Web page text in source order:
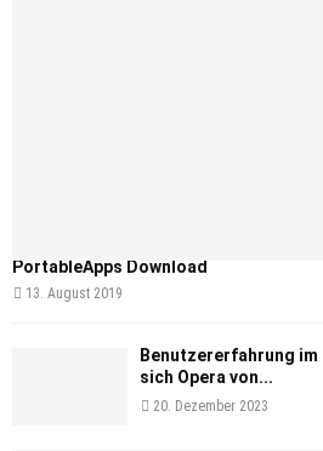
PortableApps Download
13. August 2019
Benutzererfahrung
sich Opera von...
20. Dezember 2023